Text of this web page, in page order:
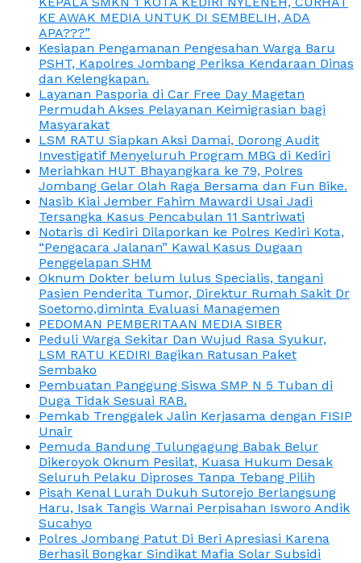
KE AWAK MEDIA UNTUK DI SEMBELIH, ADA
APA???”
Kesiapan Pengamanan Pengesahan Warga Baru
PSHT, Kapolres Jombang Periksa Kendaraan Dinas
dan Kelengkapan.
Layanan Pasporia di Car Free Day Magetan
Permudah Akses Pelayanan Keimigrasian bagi
Masyarakat
LSM RATU Siapkan Aksi Damai, Dorong Audit
Investigatif Menyeluruh Program MBG di Kediri
Meriahkan HUT Bhayangkara ke 79, Polres
Jombang Gelar Olah Raga Bersama dan Fun Bike.
Nasib Kiai Jember Fahim Mawardi Usai Jadi
Tersangka Kasus Pencabulan 11 Santriwati
Notaris di Kediri Dilaporkan ke Polres Kediri Kota,
“Pengacara Jalanan” Kawal Kasus Dugaan
Penggelapan SHM
Oknum Dokter belum lulus Specialis, tangani
Pasien Penderita Tumor, Direktur Rumah Sakit Dr
Soetomo,diminta Evaluasi Managemen
PEDOMAN PEMBERITAAN MEDIA SIBER
Peduli Warga Sekitar Dan Wujud Rasa Syukur,
LSM RATU KEDIRI Bagikan Ratusan Paket
Sembako
Pembuatan Panggung Siswa SMP N 5 Tuban di
Duga Tidak Sesuai RAB.
Pemkab Trenggalek Jalin Kerjasama dengan FISIP
Unair
Pemuda Bandung Tulungagung Babak Belur
Dikeroyok Oknum Pesilat, Kuasa Hukum Desak
Seluruh Pelaku Diproses Tanpa Tebang Pilih
Pisah Kenal Lurah Dukuh Sutorejo Berlangsung
Haru, Isak Tangis Warnai Perpisahan Isworo Andik
Sucahyo
Polres Jombang Patut Di Beri Apresiasi Karena
Berhasil Bongkar Sindikat Mafia Solar Subsidi